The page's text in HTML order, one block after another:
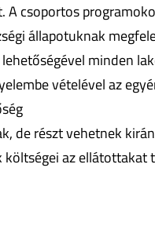
csoportos
állapotuknak
minden
vételével az
de részt vehetnek
költségei az ellátottakat